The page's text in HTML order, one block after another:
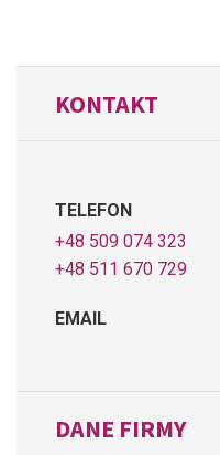
KONTAKT
TELEFON
+48 509 074 323
+48 511 670 729
EMAIL
DANE FIRMY